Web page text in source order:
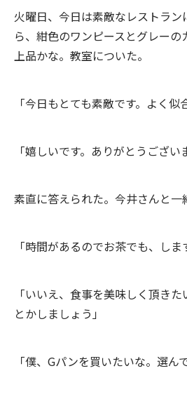
火曜日、今日は素敵なレストラ
ら、紺色のワンピースとグレーの
上品かな。教室についた。
「今日もとても素敵です。よく似
「嬉しいです。ありがとうござい
素直に答えられた。今井さんと一
「時間があるのでお茶でも、しま
「いいえ、食事を美味しく頂き
とかしましょう」
「僕、Gパンを買いたいな。選ん